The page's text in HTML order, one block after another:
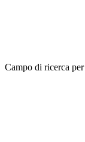
Campo di ricerca